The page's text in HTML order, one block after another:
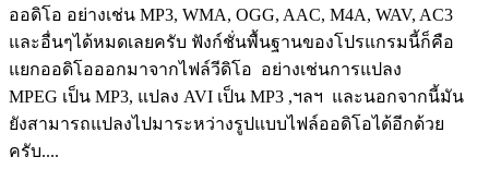
ออดิโอ อย่างเช่น MP3, WMA, OGG, AAC, M4A, WAV, AC3
และอื่นๆได้หมดเลยครับ ฟังก์ชั่นพื้นฐานของโปรแกรมนี้ก็คือ
แยกออดิโอออกมาจากไฟล์วีดิโอ อย่างเช่นการแปลง
MPEG เป็น MP3, แปลง AVI เป็น MP3 ,ฯลฯ และนอกจากนี้มัน
ยังสามารถแปลงไปมาระหว่างรูปแบบไฟล์ออดิโอได้อีกด้วย
ครับ....